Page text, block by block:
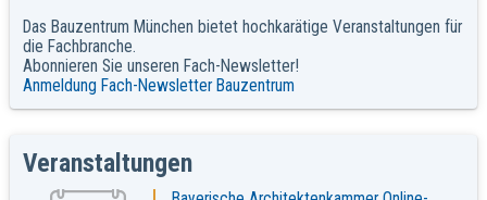
Das Bauzentrum München bietet hochkarätige Veranstaltungen für
die Fachbranche.
Abonnieren Sie unseren Fach-Newsletter!
Anmeldung Fach-Newsletter Bauzentrum
Veranstaltungen